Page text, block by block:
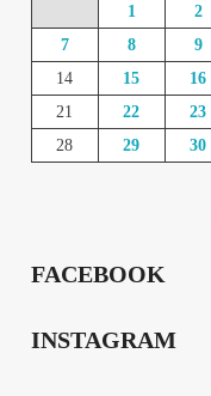
1 2
7
8 9
14
15 16
21
22 23
28
29 30
FACEBOOK
INSTAGRAM